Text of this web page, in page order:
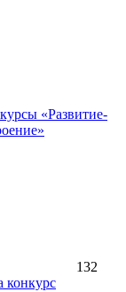
«Развитие-
132
конкурс